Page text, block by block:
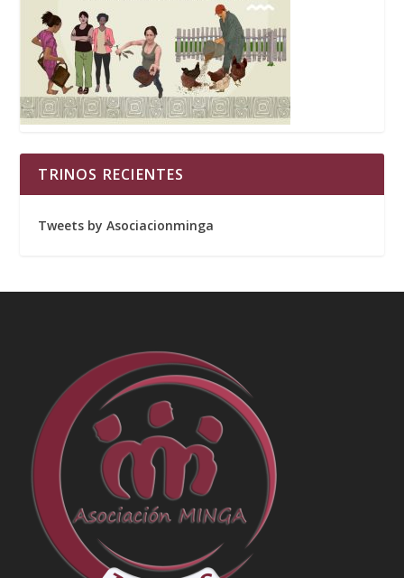
TRINOS RECIENTES
Tweets by Asociacionminga